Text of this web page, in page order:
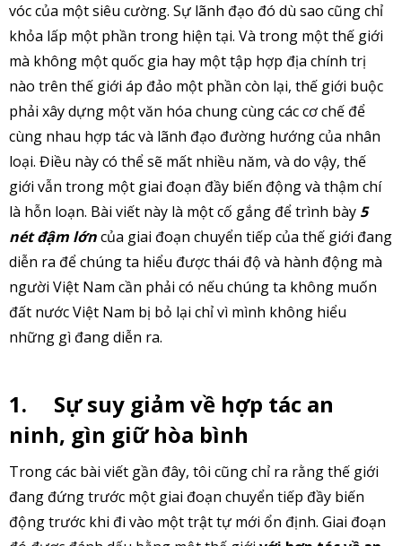
vóc của một siêu cường. Sự lãnh đạo đó dù sao cũng chỉ
khỏa lấp một phần trong hiện tại. Và trong một thế giới
mà không một quốc gia hay một tập hợp địa chính trị
nào trên thế giới áp đảo một phần còn lại, thế giới buộc
phải xây dựng một văn hóa chung cùng các cơ chế để
cùng nhau hợp tác và lãnh đạo đường hướng của nhân
loại. Điều này có thể sẽ mất nhiều năm, và do vậy, thế
giới vẫn trong một giai đoạn đầy biến động và thậm chí
là hỗn loạn. Bài viết này là một cố gắng để trình bày 5
nét đậm lớncủa giai đoạn chuyển tiếp của thế giới đang
diễn ra để chúng ta hiểu được thái độ và hành động mà
người Việt Nam cần phải có nếu chúng ta không muốn
đất nước Việt Nam bị bỏ lại chỉ vì mình không hiểu
những gì đang diễn ra.
1. Sự suy giảm về hợp tác an
ninh, gìn giữ hòa bình
Trong các bài viết gần đây, tôi cũng chỉ ra rằng thế giới
đang đứng trước một giai đoạn chuyển tiếp đầy biến
động trước khi đi vào một trật tự mới ổn định. Giai đoạn